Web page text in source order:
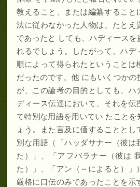
教えること、または編纂すること
法に従わなかった人物は、たとえ
であったと しても、ハディースを
れるでしょう。したがって、ハデ
順によって得られたということは
だったのです。他 にもいくつかの
が、この論考の目的としても、ハ
ディース伝達において、それを伝
て特別な用語を用いてい たことを
ょう。また言及に価することとし
別な用語（「ハッダサナー（彼は
た）」、「アフバラナー（彼は
た）」、「アン（～によると）」
厳格に口伝のみであったことを示